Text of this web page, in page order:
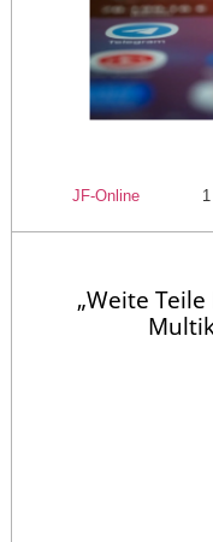
JF-Online 1
„Weite